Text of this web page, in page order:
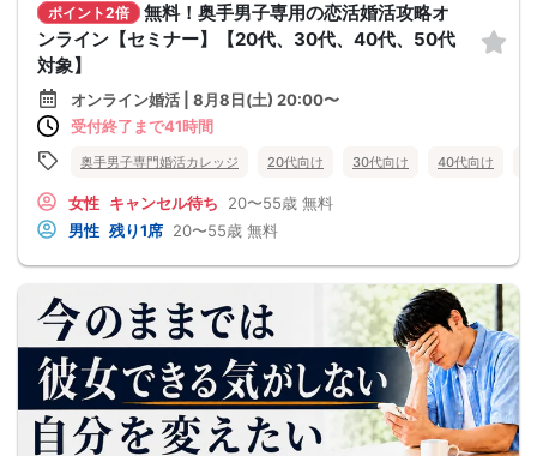
ポイント2倍
無料！奥手男子専用の恋活婚活攻略オ
ンライン【セミナー】【20代、30代、40代、50代
対象】
オンライン婚活 | 8月8日(土) 20:00〜
受付終了まで41時間
奥手男子専門婚活カレッジ 20代向け 30代向け 40代向け
女性 キャンセル待ち 20〜55歳 無料
男性 残り1席 20〜55歳 無料